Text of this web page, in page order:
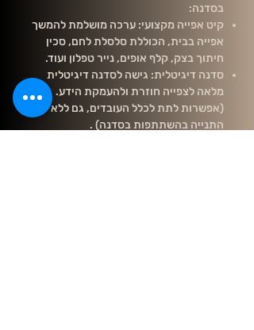
בסדנה:
קיט אפייה מקצועי: ערכה מושלמת להמשך
אפייה בבית, הכוללת סלסלת לחם, סכין
חיתוך בצק, קלף אופים, נייר טפלון ועוד.
סדנה דיגיטלית: גישה לסדנה דיגיטלית
מלאה לצפייה חוזרת ולהעמקת הידע.
(אפשרות לתת לכלל העובדים, גם ללא
התנייה בהשתתפות בסדנה) .